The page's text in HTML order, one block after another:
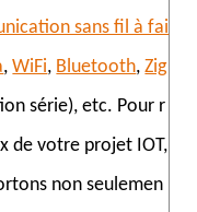
sans fil à fai
,WiFi, Bluetooth,Zig
série), etc. Pour r
de votre projet IOT,
non seulemen